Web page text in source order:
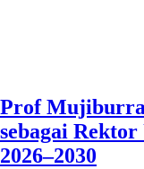
Prof
sebagai
2026–2030